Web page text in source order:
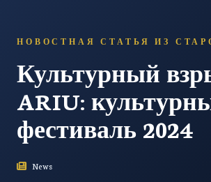
НОВОСТНАЯ СТАТЬЯ ИЗ
Культурный
ARIU:
фестиваль 2024
News